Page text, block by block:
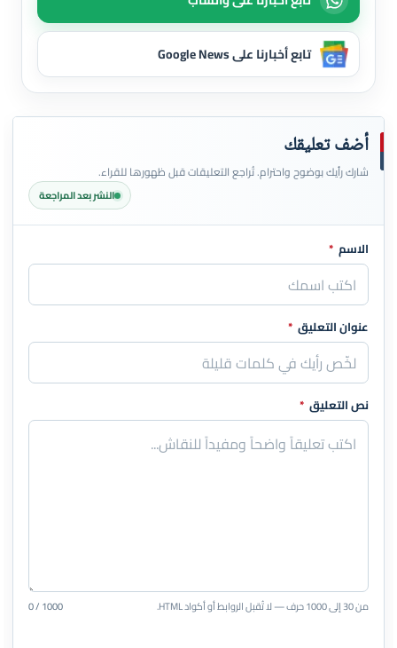
تابع أخبارنا على Google News
أضف تعليقك
شارك رأيك بوضوح واحترام. تُراجع التعليقات قبل ظهورها للقراء.
النشر بعد المراجعة
اترك هذا الحقل فارغاً
الاسم *
عنوان التعليق *
نص التعليق *
من 30 إلى 1000 حرف — لا تُقبل الروابط أو أكواد HTML. 0 / 1000